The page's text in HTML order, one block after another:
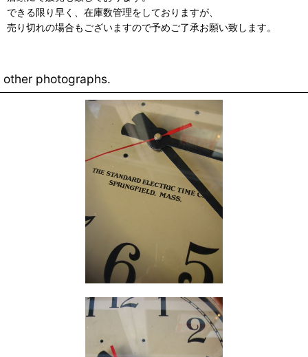
できる限り早く、在庫数管理をしておりますが、
売り切れの場合もございますので予めご了承お願い致します。
other photographs.